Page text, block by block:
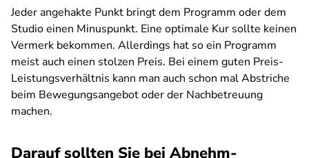
Jeder angehakte Punkt bringt dem Programm oder dem
Studio einen Minuspunkt. Eine optimale Kur sollte keinen
Vermerk bekommen. Allerdings hat so ein Programm
meist auch einen stolzen Preis. Bei einem guten Preis-
Leistungsverhältnis kann man auch schon mal Abstriche
beim Bewegungsangebot oder der Nachbetreuung
machen.
Darauf sollten Sie bei Abnehm-